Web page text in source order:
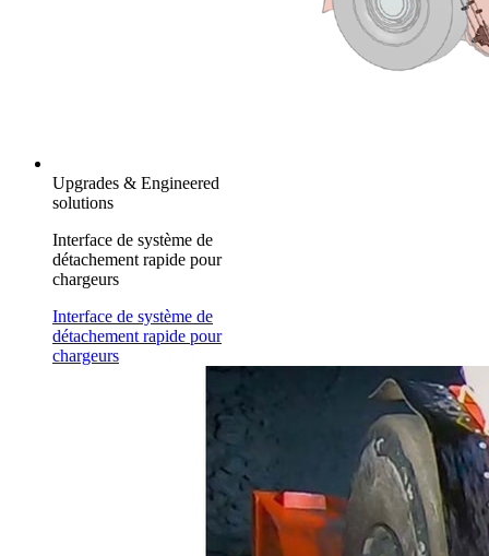
Upgrades & Engineered
solutions
Interface de système de
détachement rapide pour
chargeurs
Interface de système de
détachement rapide pour
chargeurs